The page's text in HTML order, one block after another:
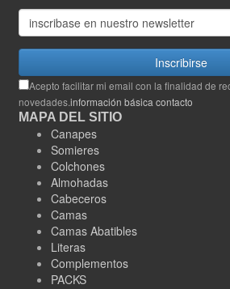
Inscribirse
Acepto facilitar mi email con la finalidad de
novedades.información básica contacto
MAPA DEL SITIO
Canapes
Somieres
Colchones
Almohadas
Cabeceros
Camas
Camas Abatibles
Literas
Complementos
PACKS